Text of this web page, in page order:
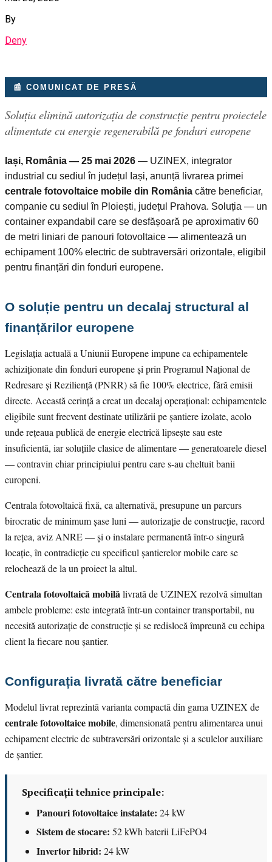
By
Deny
📰 COMUNICAT DE PRESĂ
Soluția elimină autorizația de construcție pentru proiectele
alimentate cu energie regenerabilă pe fonduri europene
Iași, România — 25 mai 2026 — UZINEX, integrator
industrial cu sediul în județul Iași, anunță livrarea primei
centrale fotovoltaice mobile din România către beneficiar,
companie cu sediul în Ploiești, județul Prahova. Soluția — un
container expandabil care se desfășoară pe aproximativ 60
de metri liniari de panouri fotovoltaice — alimentează un
echipament 100% electric de subtraversări orizontale, eligibil
pentru finanțări din fonduri europene.
O soluție pentru un decalaj structural al
finanțărilor europene
Legislația actuală a Uniunii Europene impune ca echipamentele
achiziționate din fonduri europene și prin Programul Național de
Redresare și Reziliență (PNRR) să fie 100% electrice, fără emisii
directe. Această cerință a creat un decalaj operațional: echipamentele
eligibile sunt frecvent destinate utilizării pe șantiere izolate, acolo
unde rețeaua publică de energie electrică lipsește sau este
insuficientă, iar soluțiile clasice de alimentare — generatoarele diesel
— contravin chiar principiului pentru care s-au cheltuit banii
europeni.
Centrala fotovoltaică fixă, ca alternativă, presupune un parcurs
birocratic de minimum șase luni — autorizație de construcție, racord
la rețea, aviz ANRE — și o instalare permanentă într-o singură
locație, în contradicție cu specificul șantierelor mobile care se
relochează de la un proiect la altul.
Centrala fotovoltaică mobilălivrată de UZINEX rezolvă simultan
ambele probleme: este integrată într-un container transportabil, nu
necesită autorizație de construcție și se redislocă împreună cu echipa
client la fiecare nou șantier.
Configurația livrată către beneficiar
Modelul livrat reprezintă varianta compactă din gama UZINEX de
centrale fotovoltaice mobile, dimensionată pentru alimentarea unui
echipament electric de subtraversări orizontale și a sculelor auxiliare
de șantier.
Specificații tehnice principale:
Panouri fotovoltaice instalate: 24 kW
Sistem de stocare: 52 kWh baterii LiFePO4
Invertor hibrid: 24 kW